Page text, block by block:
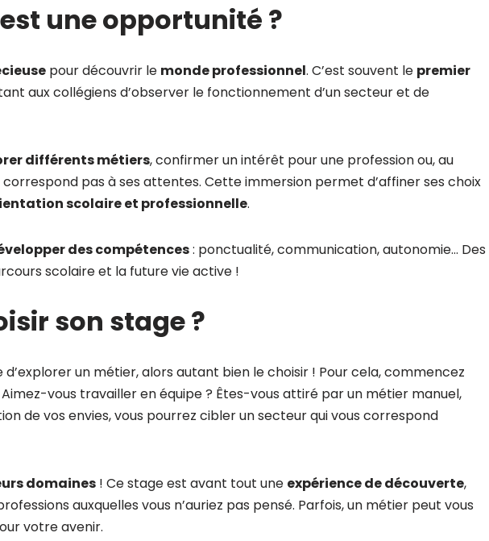
une opportunité ?
pour découvrir le monde professionnel. C’est souvent le premier
aux collégiens d’observer le fonctionnement d’un secteur et de
différents métiers, confirmer un intérêt pour une profession ou, au
pas à ses attentes. Cette immersion permet d’affiner ses choix
scolaire et professionnelle.
des compétences: ponctualité, communication, autonomie… Des
scolaire et la future vie active !
son stage ?
d’explorer un métier, alors autant bien le choisir ! Pour cela, commencez
Aimez-vous travailler en équipe ? Êtes-vous attiré par un métier manuel,
de vos envies, vous pourrez cibler un secteur qui vous correspond
domaines ! Ce stage est avant tout une expérience de découverte,
auxquelles vous n’auriez pas pensé. Parfois, un métier peut vous
votre avenir.